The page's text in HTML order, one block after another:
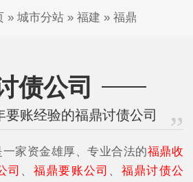
» 城市分站» 福建 » 福鼎
债公司
要账经验的福鼎讨债公司
家资金雄厚、专业合法的福鼎收
司 福鼎要账公司
福鼎讨债公